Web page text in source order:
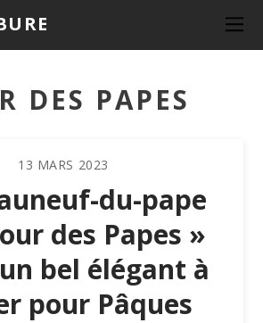
DES PAPES
13 MARS 2023
du-pape
des Papes »
bel élégant à
pour Pâques